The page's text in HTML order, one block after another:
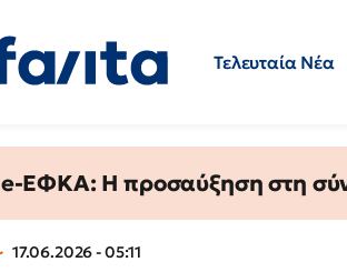
Τελευταία Νέα
e-ΕΦΚΑ: Η προσαύξηση στη
17.06.2026 - 05:11